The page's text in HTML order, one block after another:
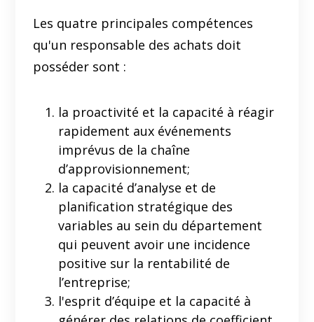
Les quatre principales compétences
qu'un responsable des achats doit
posséder sont :
la proactivité et la capacité à réagir
rapidement aux événements
imprévus de la chaîne
d’approvisionnement;
la capacité d’analyse et de
planification stratégique des
variables au sein du département
qui peuvent avoir une incidence
positive sur la rentabilité de
l’entreprise;
l'esprit d’équipe et la capacité à